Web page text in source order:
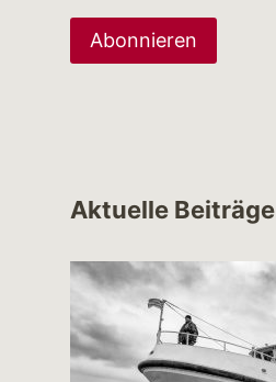
Aktuelle Beiträge